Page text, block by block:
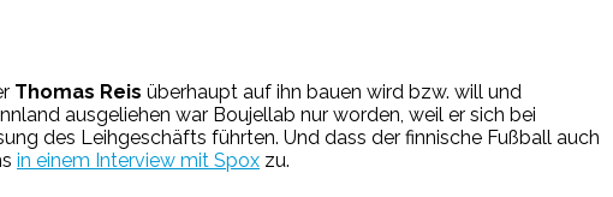
Thomas Reis überhaupt auf ihn bauen wird bzw. will und
ausgeliehen war Boujellab nur worden, weil er sich bei
des Leihgeschäfts führten. Und dass der finnische Fußball auch
in einem Interview mit Spox zu.